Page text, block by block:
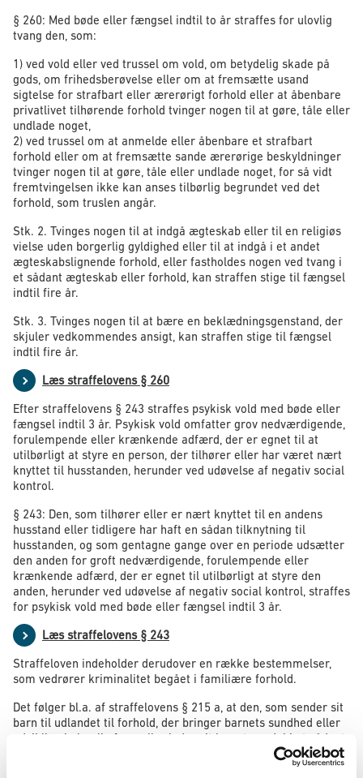
§ 260: Med bøde eller fængsel indtil to år straffes for ulovlig
tvang den, som:
1) ved vold eller ved trussel om vold, om betydelig skade på
gods, om frihedsberøvelse eller om at fremsætte usand
sigtelse for strafbart eller ærerørigt forhold eller at åbenbare
privatlivet tilhørende forhold tvinger nogen til at gøre, tåle eller
undlade noget,
2) ved trussel om at anmelde eller åbenbare et strafbart
forhold eller om at fremsætte sande ærerørige beskyldninger
tvinger nogen til at gøre, tåle eller undlade noget, for så vidt
fremtvingelsen ikke kan anses tilbørlig begrundet ved det
forhold, som truslen angår.
Stk. 2. Tvinges nogen til at indgå ægteskab eller til en religiøs
vielse uden borgerlig gyldighed eller til at indgå i et andet
ægteskabslignende forhold, eller fastholdes nogen ved tvang i
et sådant ægteskab eller forhold, kan straffen stige til fængsel
indtil fire år.
Stk. 3. Tvinges nogen til at bære en beklædningsgenstand, der
skjuler vedkommendes ansigt, kan straffen stige til fængsel
indtil fire år.
Læs straffelovens § 260
Efter straffelovens § 243 straffes psykisk vold med bøde eller
fængsel indtil 3 år. Psykisk vold omfatter grov nedværdigende,
forulempende eller krænkende adfærd, der er egnet til at
utilbørligt at styre en person, der tilhører eller har været nært
knyttet til husstanden, herunder ved udøvelse af negativ social
kontrol.
§ 243: Den, som tilhører eller er nært knyttet til en andens
husstand eller tidligere har haft en sådan tilknytning til
husstanden, og som gentagne gange over en periode udsætter
den anden for groft nedværdigende, forulempende eller
krænkende adfærd, der er egnet til utilbørligt at styre den
anden, herunder ved udøvelse af negativ social kontrol, straffes
for psykisk vold med bøde eller fængsel indtil 3 år.
Læs straffelovens § 243
Straffeloven indeholder derudover en række bestemmelser,
som vedrører kriminalitet begået i familiære forhold.
Det følger bl.a. af straffelovens § 215 a, at den, som sender sit
barn til udlandet til forhold, der bringer barnets sundhed eller
udvikling i alvorlig fare, eller lader sit barn tage del i et sådant
udlandsophold, straffes med bøde eller fængsel indtil 4 år.
Bestemmelsen omfatter barnets og den unges juridiske